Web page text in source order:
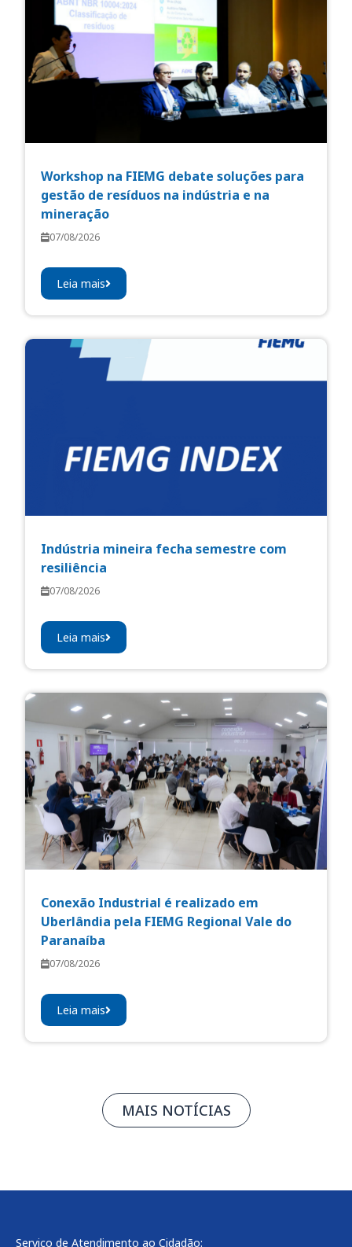
Workshop na FIEMG debate soluções para
gestão de resíduos na indústria e na
mineração
07/08/2026
Leia mais
Indústria mineira fecha semestre com
resiliência
07/08/2026
Leia mais
Conexão Industrial é realizado em
Uberlândia pela FIEMG Regional Vale do
Paranaíba
07/08/2026
Leia mais
MAIS NOTÍCIAS
Serviço de Atendimento ao Cidadão: